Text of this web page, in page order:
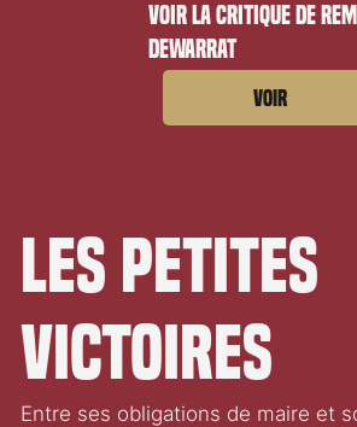
Voir la critique de
Dewarrat
Voir
Les Petites
Victoires
Entre ses obligations de maire et